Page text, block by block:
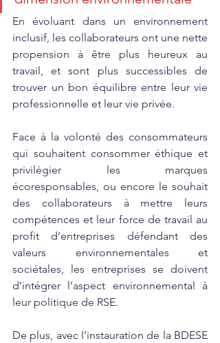
En évoluant dans un environnement
inclusif, les collaborateurs ont une nette
propension à être plus heureux au
travail, et sont plus successibles de
trouver un bon équilibre entre leur vie
professionnelle et leur vie privée.
Face à la volonté des consommateurs
qui souhaitent consommer éthique et
privilégier les marques
écoresponsables, ou encore le souhait
des collaborateurs à mettre leurs
compétences et leur force de travail au
profit d’entreprises défendant des
valeurs environnementales et
sociétales, les entreprises se doivent
d’intégrer l’aspect environnemental à
leur politique de RSE.
De plus, avec l’instauration de la BDESE